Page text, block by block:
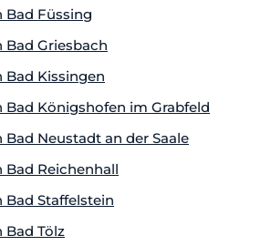
Bad Füssing
Bad Griesbach
Bad Kissingen
Bad Königshofen im Grabfeld
Neustadt an der Saale
Bad Reichenhall
Bad Staffelstein
Bad Tölz